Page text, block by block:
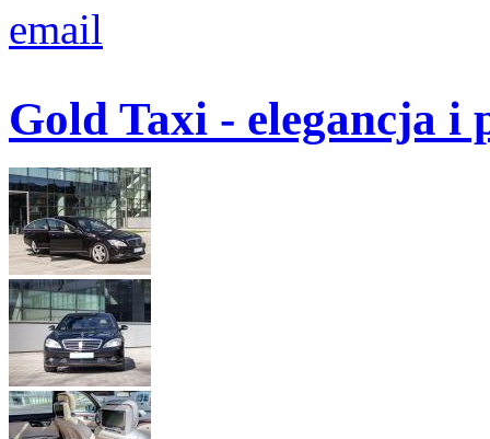
email
Gold Taxi - elegancja i